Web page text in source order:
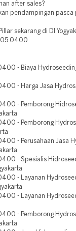
after sales?
pendampingan pasca
sekarang di DI
0400
- Biaya
- Harga Jasa
- Pemborong
- Pemborong
- Perusahaan Jasa
- Spesialis
- Layanan
- Layanan
- Pemborong